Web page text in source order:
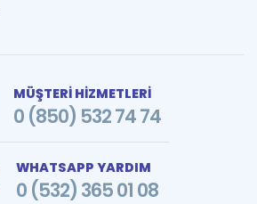
MÜŞTERİ HİZMETLERİ
0 (850) 532 74 74
WHATSAPP YARDIM
0 (532) 365 01 08